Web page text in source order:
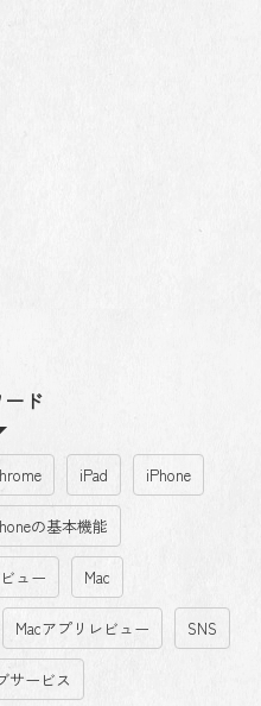
ド
iPad iPhone
の基本機能
ュー Mac
Macアプリレビュー SNS
サービス